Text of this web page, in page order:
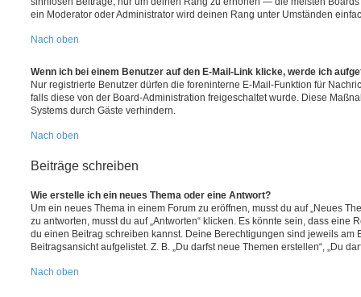
ein Moderator oder Administrator wird deinen Rang unter Umständen
Nach oben
Wenn ich bei einem Benutzer auf den E-Mail-Link klicke, werde ich
Nur registrierte Benutzer dürfen die foreninterne E-Mail-Funktion für
falls diese von der Board-Administration freigeschaltet wurde. Diese
Systems durch Gäste verhindern.
Nach oben
Beiträge schreiben
Wie erstelle ich ein neues Thema oder eine Antwort?
Um ein neues Thema in einem Forum zu eröffnen, musst du auf „Neues
zu antworten, musst du auf „Antworten“ klicken. Es könnte sein, dass eine
du einen Beitrag schreiben kannst. Deine Berechtigungen sind jeweils am
Beitragsansicht aufgelistet. Z. B. „Du darfst neue Themen erstellen“, „Du
Nach oben